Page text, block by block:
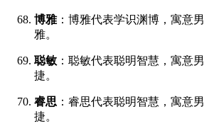
博雅：博雅代表学识渊博，寓意
雅。
聪敏 ：聪敏代表聪明智慧，寓意
捷。
睿思 ：睿思代表聪明智慧，寓意
捷。